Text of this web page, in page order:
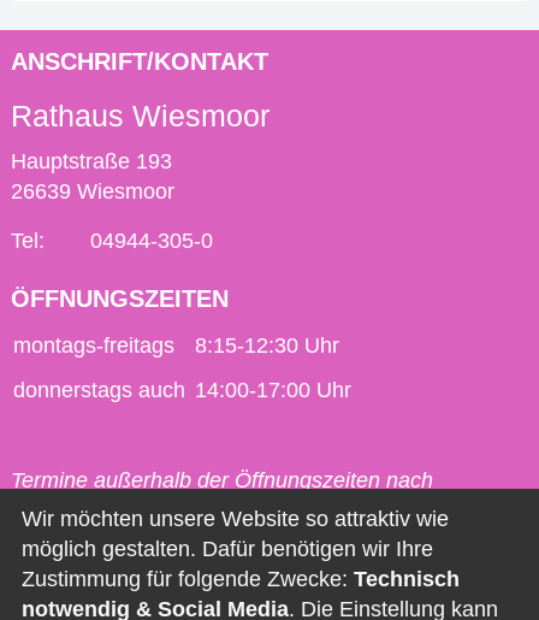
ANSCHRIFT/KONTAKT
Rathaus Wiesmoor
Hauptstraße 193
26639 Wiesmoor
Tel: 04944-305-0
ÖFFNUNGSZEITEN
montags-freitags
8:15-12:30 Uhr
donnerstags auch 14:00-17:00 Uhr
Termine außerhalb der Öffnungszeiten nach
vorheriger Vereinbarung möglich.
Kontakt
Wir möchten unsere Website so attraktiv wie
möglich gestalten. Dafür benötigen wir Ihre
Zustimmung für folgende Zwecke: Technisch
notwendig & Social Media. Die Einstellung kann